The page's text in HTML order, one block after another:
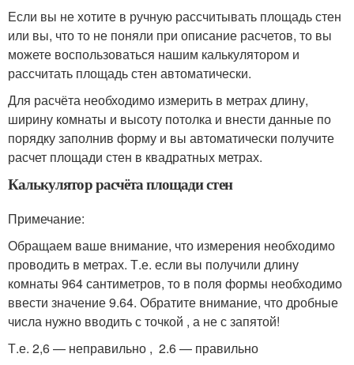
Если вы не хотите в ручную рассчитывать площадь стен
или вы, что то не поняли при описание расчетов, то вы
можете воспользоваться нашим калькулятором и
рассчитать площадь стен автоматически.
Для расчёта необходимо измерить в метрах длину,
ширину комнаты и высоту потолка и внести данные по
порядку заполнив форму и вы автоматически получите
расчет площади стен в квадратных метрах.
Калькулятор расчёта площади стен
Примечание:
Обращаем ваше внимание, что измерения необходимо
проводить в метрах. Т.е. если вы получили длину
комнаты 964 сантиметров, то в поля формы необходимо
ввести значение 9.64. Обратите внимание, что дробные
числа нужно вводить с точкой , а не с запятой!
Т.е. 2,6 — неправильно , 2.6 — правильно